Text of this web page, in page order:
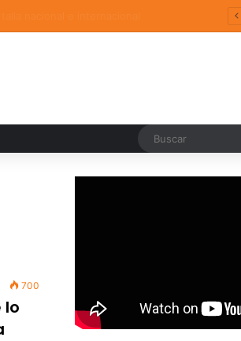
700
lo